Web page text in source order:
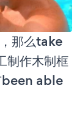
那么take
作木制框
been able